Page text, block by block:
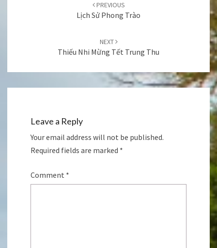
PREVIOUS
Lịch Sử Phong Trào
NEXT
Thiếu Nhi Mừng Tết Trung Thu
Leave a Reply
Your email address will not be published.
Required fields are marked *
Comment *